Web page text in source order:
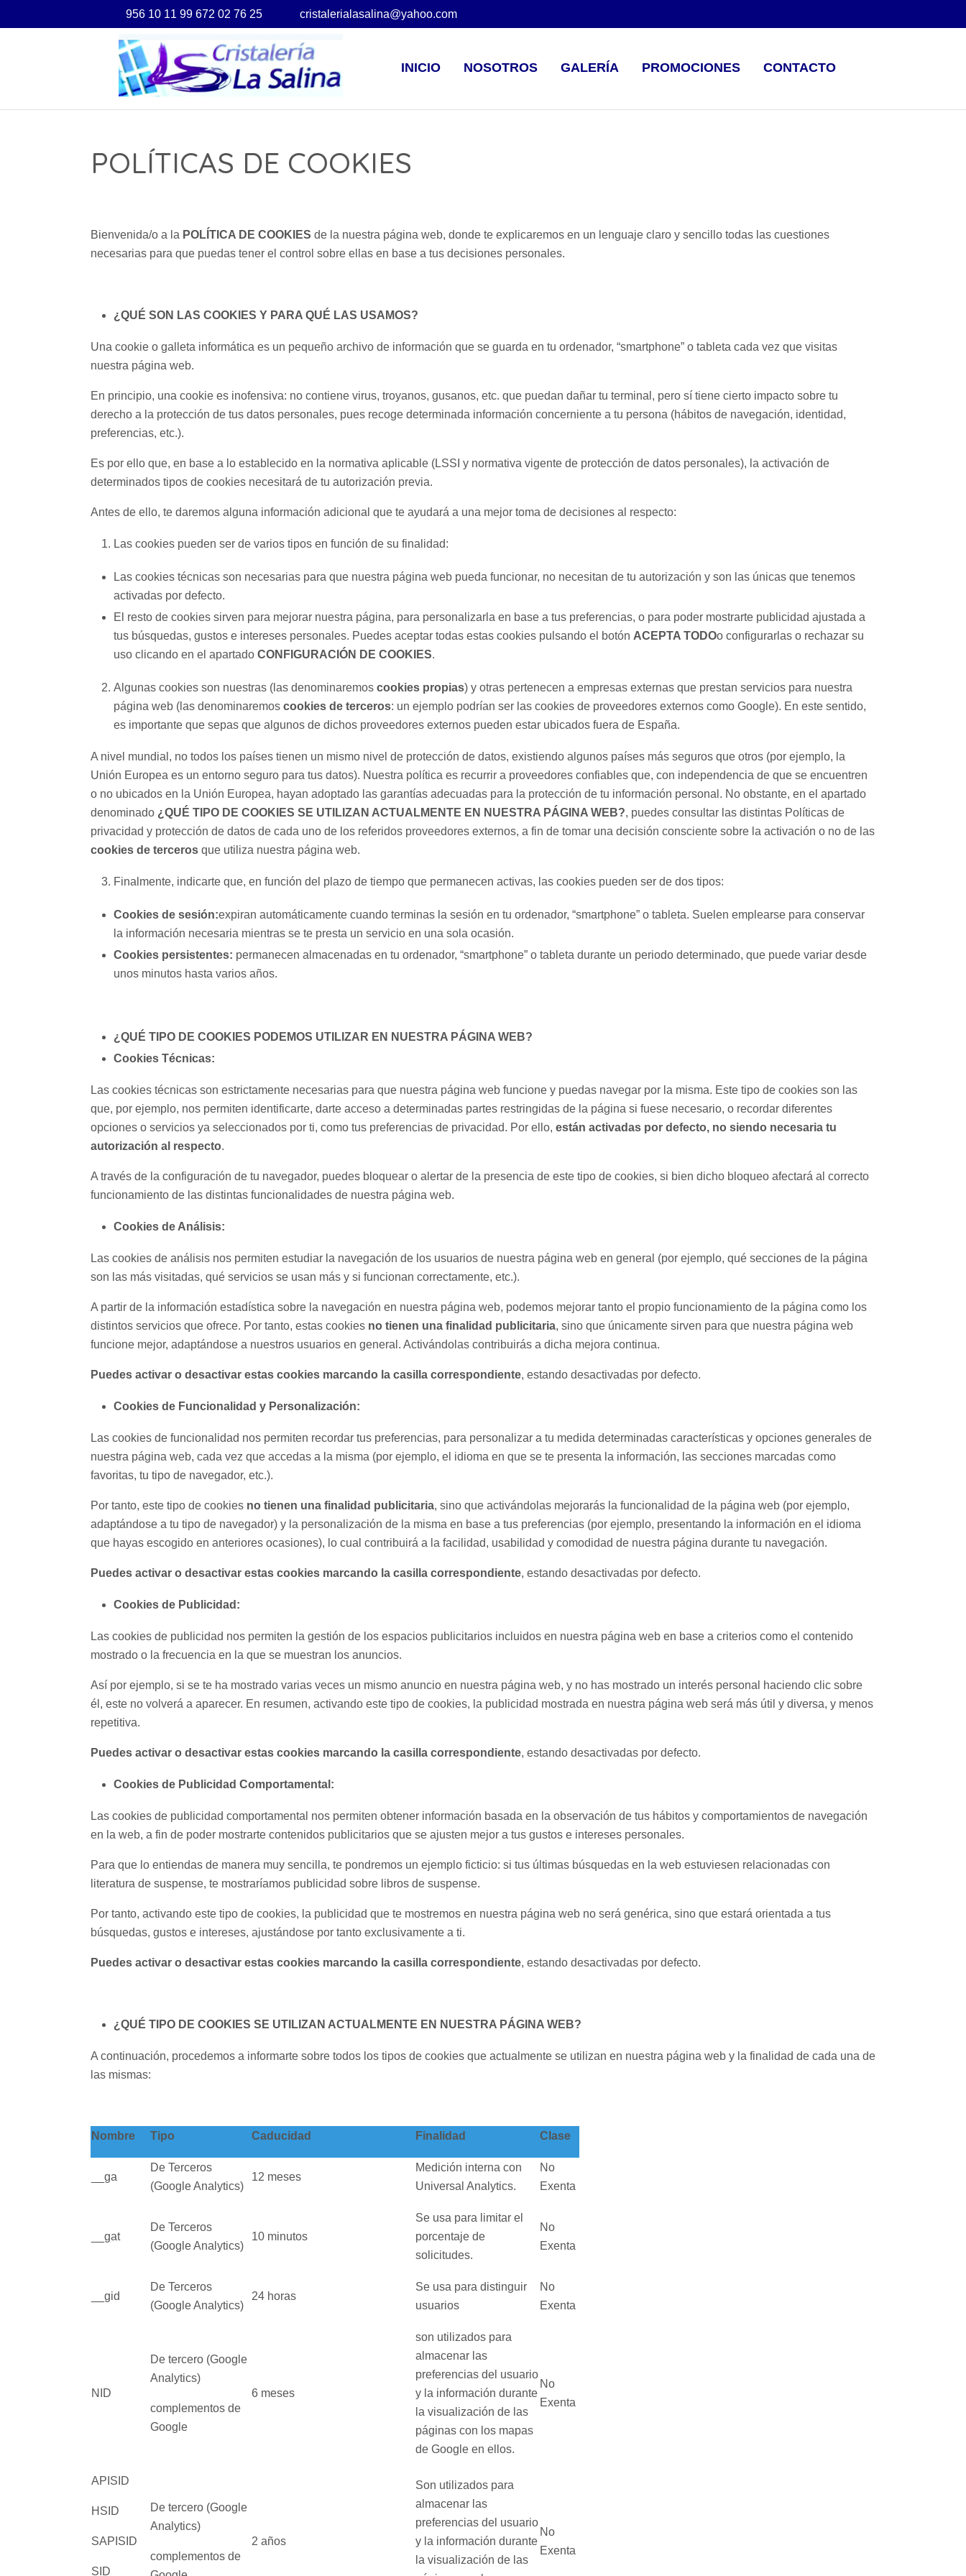
956 10 11 99 672 02 76 25 cristalerialasalina@yahoo.com
INICIO NOSOTROS GALERÍA PROMOCIONES CONTACTO
POLÍTICAS DE COOKIES
Bienvenida/o a la POLÍTICA DE COOKIES de la nuestra página web, donde te explicaremos en un lenguaje claro y sencillo todas las cuestiones
necesarias para que puedas tener el control sobre ellas en base a tus decisiones personales.
¿QUÉ SON LAS COOKIES Y PARA QUÉ LAS USAMOS?
Una cookie o galleta informática es un pequeño archivo de información que se guarda en tu ordenador, “smartphone” o tableta cada vez que visitas
nuestra página web.
En principio, una cookie es inofensiva: no contiene virus, troyanos, gusanos, etc. que puedan dañar tu terminal, pero sí tiene cierto impacto sobre tu
derecho a la protección de tus datos personales, pues recoge determinada información concerniente a tu persona (hábitos de navegación, identidad,
preferencias, etc.).
Es por ello que, en base a lo establecido en la normativa aplicable (LSSI y normativa vigente de protección de datos personales), la activación de
determinados tipos de cookies necesitará de tu autorización previa.
Antes de ello, te daremos alguna información adicional que te ayudará a una mejor toma de decisiones al respecto:
Las cookies pueden ser de varios tipos en función de su finalidad:
Las cookies técnicas son necesarias para que nuestra página web pueda funcionar, no necesitan de tu autorización y son las únicas que tenemos
activadas por defecto.
El resto de cookies sirven para mejorar nuestra página, para personalizarla en base a tus preferencias, o para poder mostrarte publicidad ajustada a
tus búsquedas, gustos e intereses personales. Puedes aceptar todas estas cookies pulsando el botón ACEPTA TODOo configurarlas o rechazar su
uso clicando en el apartado CONFIGURACIÓN DE COOKIES.
Algunas cookies son nuestras (las denominaremos cookies propias) y otras pertenecen a empresas externas que prestan servicios para nuestra
página web (las denominaremos cookies de terceros: un ejemplo podrían ser las cookies de proveedores externos como Google). En este sentido,
es importante que sepas que algunos de dichos proveedores externos pueden estar ubicados fuera de España.
A nivel mundial, no todos los países tienen un mismo nivel de protección de datos, existiendo algunos países más seguros que otros (por ejemplo, la
Unión Europea es un entorno seguro para tus datos). Nuestra política es recurrir a proveedores confiables que, con independencia de que se encuentren
o no ubicados en la Unión Europea, hayan adoptado las garantías adecuadas para la protección de tu información personal. No obstante, en el apartado
denominado ¿QUÉ TIPO DE COOKIES SE UTILIZAN ACTUALMENTE EN NUESTRA PÁGINA WEB?, puedes consultar las distintas Políticas de
privacidad y protección de datos de cada uno de los referidos proveedores externos, a fin de tomar una decisión consciente sobre la activación o no de las
cookies de terceros que utiliza nuestra página web.
Finalmente, indicarte que, en función del plazo de tiempo que permanecen activas, las cookies pueden ser de dos tipos:
Cookies de sesión:expiran automáticamente cuando terminas la sesión en tu ordenador, “smartphone” o tableta. Suelen emplearse para conservar
la información necesaria mientras se te presta un servicio en una sola ocasión.
Cookies persistentes: permanecen almacenadas en tu ordenador, “smartphone” o tableta durante un periodo determinado, que puede variar desde
unos minutos hasta varios años.
¿QUÉ TIPO DE COOKIES PODEMOS UTILIZAR EN NUESTRA PÁGINA WEB?
Cookies Técnicas:
Las cookies técnicas son estrictamente necesarias para que nuestra página web funcione y puedas navegar por la misma. Este tipo de cookies son las
que, por ejemplo, nos permiten identificarte, darte acceso a determinadas partes restringidas de la página si fuese necesario, o recordar diferentes
opciones o servicios ya seleccionados por ti, como tus preferencias de privacidad. Por ello, están activadas por defecto, no siendo necesaria tu
autorización al respecto.
A través de la configuración de tu navegador, puedes bloquear o alertar de la presencia de este tipo de cookies, si bien dicho bloqueo afectará al correcto
funcionamiento de las distintas funcionalidades de nuestra página web.
Cookies de Análisis:
Las cookies de análisis nos permiten estudiar la navegación de los usuarios de nuestra página web en general (por ejemplo, qué secciones de la página
son las más visitadas, qué servicios se usan más y si funcionan correctamente, etc.).
A partir de la información estadística sobre la navegación en nuestra página web, podemos mejorar tanto el propio funcionamiento de la página como los
distintos servicios que ofrece. Por tanto, estas cookies no tienen una finalidad publicitaria, sino que únicamente sirven para que nuestra página web
funcione mejor, adaptándose a nuestros usuarios en general. Activándolas contribuirás a dicha mejora continua.
Puedes activar o desactivar estas cookies marcando la casilla correspondiente, estando desactivadas por defecto.
Cookies de Funcionalidad y Personalización:
Las cookies de funcionalidad nos permiten recordar tus preferencias, para personalizar a tu medida determinadas características y opciones generales de
nuestra página web, cada vez que accedas a la misma (por ejemplo, el idioma en que se te presenta la información, las secciones marcadas como
favoritas, tu tipo de navegador, etc.).
Por tanto, este tipo de cookies no tienen una finalidad publicitaria, sino que activándolas mejorarás la funcionalidad de la página web (por ejemplo,
adaptándose a tu tipo de navegador) y la personalización de la misma en base a tus preferencias (por ejemplo, presentando la información en el idioma
que hayas escogido en anteriores ocasiones), lo cual contribuirá a la facilidad, usabilidad y comodidad de nuestra página durante tu navegación.
Puedes activar o desactivar estas cookies marcando la casilla correspondiente, estando desactivadas por defecto.
Cookies de Publicidad:
Las cookies de publicidad nos permiten la gestión de los espacios publicitarios incluidos en nuestra página web en base a criterios como el contenido
mostrado o la frecuencia en la que se muestran los anuncios.
Así por ejemplo, si se te ha mostrado varias veces un mismo anuncio en nuestra página web, y no has mostrado un interés personal haciendo clic sobre
él, este no volverá a aparecer. En resumen, activando este tipo de cookies, la publicidad mostrada en nuestra página web será más útil y diversa, y menos
repetitiva.
Puedes activar o desactivar estas cookies marcando la casilla correspondiente, estando desactivadas por defecto.
Cookies de Publicidad Comportamental:
Las cookies de publicidad comportamental nos permiten obtener información basada en la observación de tus hábitos y comportamientos de navegación
en la web, a fin de poder mostrarte contenidos publicitarios que se ajusten mejor a tus gustos e intereses personales.
Para que lo entiendas de manera muy sencilla, te pondremos un ejemplo ficticio: si tus últimas búsquedas en la web estuviesen relacionadas con
literatura de suspense, te mostraríamos publicidad sobre libros de suspense.
Por tanto, activando este tipo de cookies, la publicidad que te mostremos en nuestra página web no será genérica, sino que estará orientada a tus
búsquedas, gustos e intereses, ajustándose por tanto exclusivamente a ti.
Puedes activar o desactivar estas cookies marcando la casilla correspondiente, estando desactivadas por defecto.
¿QUÉ TIPO DE COOKIES SE UTILIZAN ACTUALMENTE EN NUESTRA PÁGINA WEB?
A continuación, procedemos a informarte sobre todos los tipos de cookies que actualmente se utilizan en nuestra página web y la finalidad de cada una de
las mismas:
Nombre Tipo Caducidad Finalidad Clase
__ga
De Terceros
(Google Analytics)
12 meses
Medición interna con
Universal Analytics.
No
Exenta
__gat
De Terceros
(Google Analytics)
10 minutos
Se usa para limitar el
porcentaje de
solicitudes.
No
Exenta
__gid
De Terceros
(Google Analytics)
24 horas
Se usa para distinguir
usuarios
No
Exenta
NID
De tercero (Google
Analytics)
complementos de
Google
6 meses
son utilizados para
almacenar las
preferencias del usuario
y la información durante
la visualización de las
páginas con los mapas
de Google en ellos.
No
Exenta
APISID
HSID
SAPISID
SID
De tercero (Google
Analytics)
complementos de
2 años
Son utilizados para
almacenar las
preferencias del usuario
y la información durante
la visualización de las
No
Exenta